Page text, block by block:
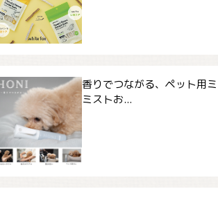
香りでつながる、ペット用
ミストお...